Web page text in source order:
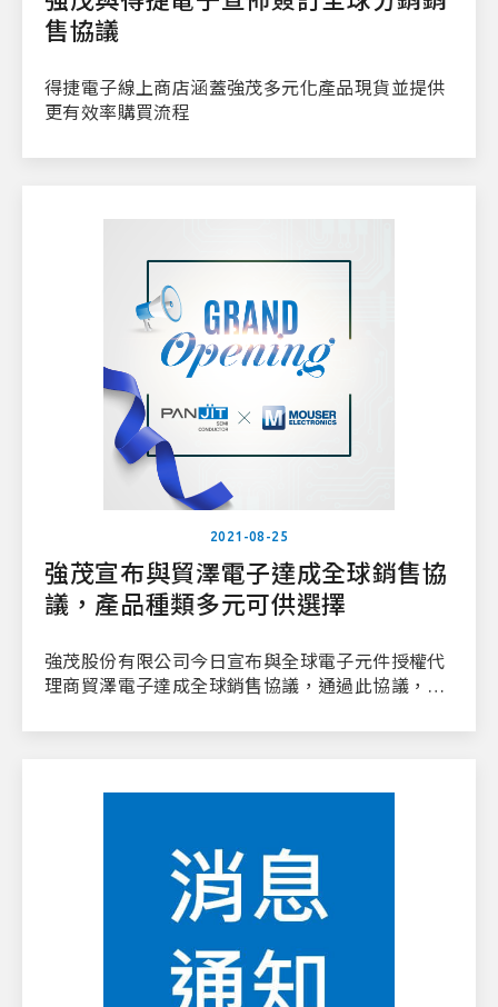
售協議
得捷電子線上商店涵蓋強茂多元化產品現貨並提供
更有效率購買流程
2021-08-25
強茂宣布與貿澤電子達成全球銷售協
議，產品種類多元可供選擇
強茂股份有限公司今日宣布與全球電子元件授權代
理商貿澤電子達成全球銷售協議，通過此協議，貿